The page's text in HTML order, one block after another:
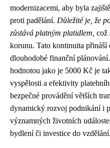
modernizacemi, aby byla
proti padělání. Důležité je, že
zůstává platným platidlem, což
korunu. Tato kontinuita přináší
dlouhodobé finanční
hodnotou jako je 5000 Kč je
vyspělosti a efektivity
bezpečné provádění větších
dynamický rozvoj podnikání i
významných životních
bydlení či investice do vzdělání.